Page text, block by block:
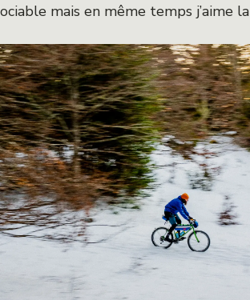
mais en même temps